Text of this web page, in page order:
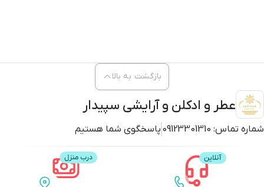
عطر و ادکلن و آرایشی سپیدار
شماره تماس: 09123301310 پاسخگوی شما هستیم
بازگشت به بالا